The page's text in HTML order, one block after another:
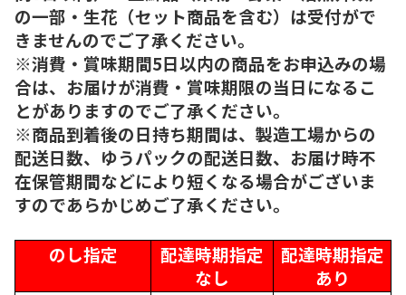
の一部・生花（セット商品を含む）は受付がで
きませんのでご了承ください。
※消費・賞味期間5日以内の商品をお申込みの場
合は、お届けが消費・賞味期限の当日になるこ
とがありますのでご了承ください。
※商品到着後の日持ち期間は、製造工場からの
配送日数、ゆうパックの配送日数、お届け時不
在保管期間などにより短くなる場合がございま
すのであらかじめご了承ください。
のし指定
配達時期指定
なし
配達時期指定
あり